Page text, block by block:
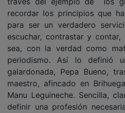
recordar los principios que
para ser un verdadero
escuchar, contrastar y
sea, con la verdad como
periodismo. Así lo definió
galardonada, Pepa Bueno,
maestro, afincado en
Manu Leguineche. Sencilla,
definir una profesión